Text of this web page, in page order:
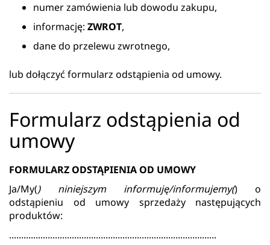
numer zamówienia lub dowodu zakupu,
informację: ZWROT,
dane do przelewu zwrotnego,
lub dołączyć formularz odstąpienia od umowy.
Formularz odstąpienia od
umowy
FORMULARZ ODSTĄPIENIA OD UMOWY
Ja/My() niniejszym informuję/informujemy() o
odstąpieniu od umowy sprzedaży następujących
produktów:
......................................................................................